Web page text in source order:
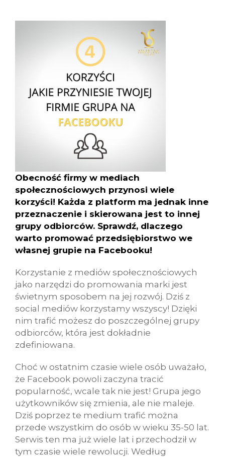
Obecność firmy w mediach
społecznościowych przynosi wiele
korzyści! Każda z platform ma jednak inne
przeznaczenie i skierowana jest to innej
grupy odbiorców. Sprawdź, dlaczego
warto promować przedsiębiorstwo we
własnej grupie na Facebooku!
Korzystanie z mediów społecznościowych
jako narzędzi do promowania marki jest
świetnym sposobem na jej rozwój. Dziś z
social mediów korzystamy wszyscy! Dzięki
nim trafić możesz do poszczególnej grupy
odbiorców, która jest dokładnie
zdefiniowana.
Choć w ostatnim czasie wiele osób uważało,
że Facebook powoli zaczyna tracić
popularność, wcale tak nie jest! Grupa jego
użytkowników się zmienia, ale nie maleje.
Dziś poprzez te medium trafić można
przede wszystkim do osób w wieku 35-50 lat.
Serwis ten ma już wiele lat i przechodził w
tym czasie wiele rewolucji. Według